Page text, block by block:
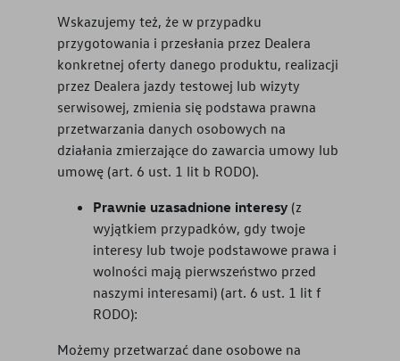
Wskazujemy też, że w przypadku
przygotowania i przesłania przez Dealera
konkretnej oferty danego produktu, realizacji
przez Dealera jazdy testowej lub wizyty
serwisowej, zmienia się podstawa prawna
przetwarzania danych osobowych na
działania zmierzające do zawarcia umowy lub
umowę (art. 6 ust. 1 lit b RODO).
Prawnie uzasadnione interesy (z
wyjątkiem przypadków, gdy twoje
interesy lub twoje podstawowe prawa i
wolności mają pierwszeństwo przed
naszymi interesami) (art. 6 ust. 1 lit f
RODO):
Możemy przetwarzać dane osobowe na